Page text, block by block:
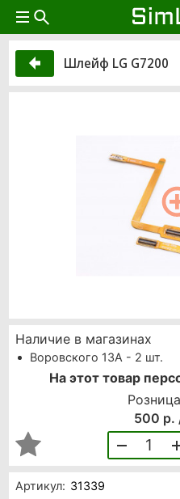
Шлейф LG G7200
Артикул: 31339
Наличие в магазинах
Воровского 13А - 2 шт.
На этот товар
500 р.
1